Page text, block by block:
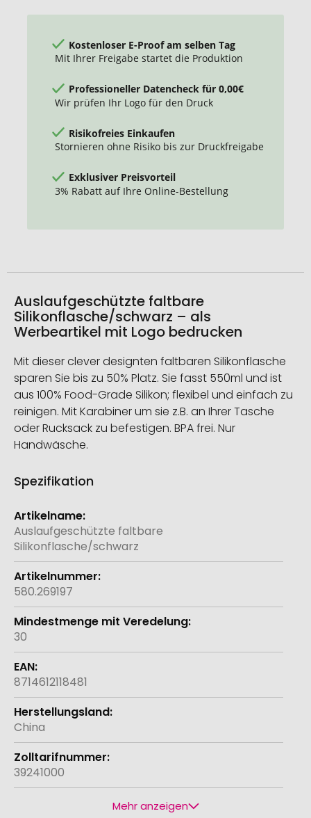
Kostenloser E-Proof am selben Tag
Mit Ihrer Freigabe startet die Produktion
Professioneller Datencheck für 0,00€
Wir prüfen Ihr Logo für den Druck
Risikofreies Einkaufen
Stornieren ohne Risiko bis zur Druckfreigabe
Exklusiver Preisvorteil
3% Rabatt auf Ihre Online-Bestellung
Auslaufgeschützte faltbare
Silikonflasche/schwarz – als
Werbeartikel mit Logo bedrucken
Mit dieser clever designten faltbaren Silikonflasche
sparen Sie bis zu 50% Platz. Sie fasst 550ml und ist
aus 100% Food-Grade Silikon; flexibel und einfach zu
reinigen. Mit Karabiner um sie z.B. an Ihrer Tasche
oder Rucksack zu befestigen. BPA frei. Nur
Handwäsche.
Spezifikation
Weitere
Informationen
Auslaufgeschützte faltbare
Silikonflasche/schwarz
580.269197
30
8714612118481
China
39241000
Mehr anzeigen